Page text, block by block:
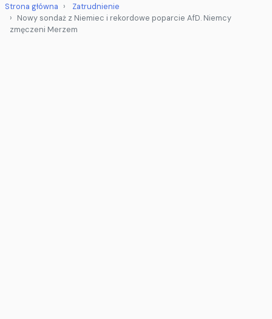
Strona główna
Zatrudnienie
Nowy sondaż z Niemiec i rekordowe poparcie AfD. Niemcy
zmęczeni Merzem